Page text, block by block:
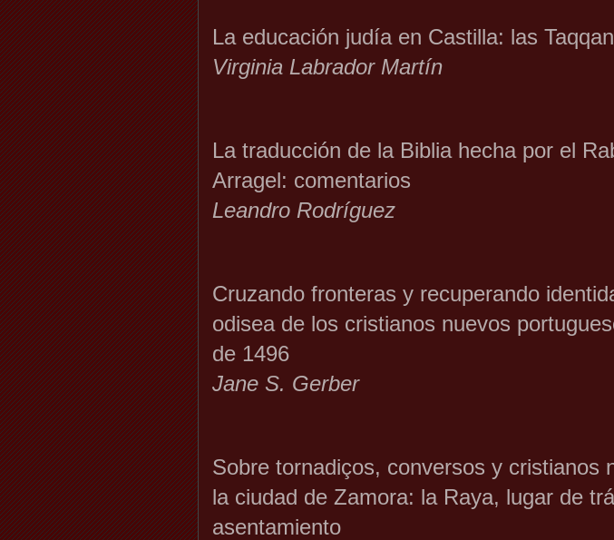
La educación judía en Castilla: las
Virginia Labrador Martín
La traducción de la Biblia hecha por el
Arragel: comentarios
Leandro Rodríguez
Cruzando fronteras y recuperando
odisea de los cristianos nuevos
de 1496
Jane S. Gerber
Sobre tornadiços, conversos y cristianos
la ciudad de Zamora: la Raya, lugar de
asentamiento